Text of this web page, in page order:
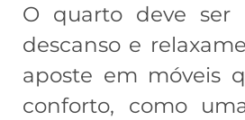
O quarto deve ser
descanso e
aposte em móveis
conforto, como